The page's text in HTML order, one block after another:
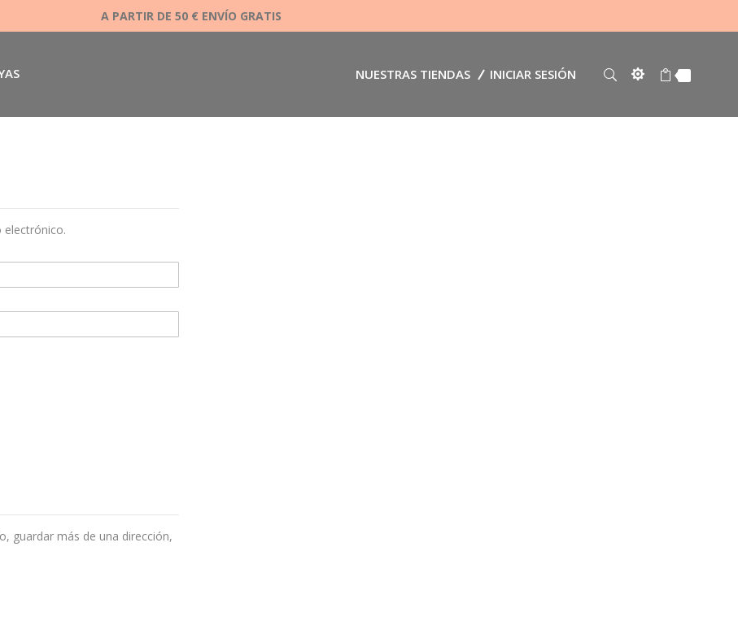
A PARTIR DE 50 € ENVÍO GRATIS
NUESTRAS TIENDAS INICIAR SESIÓN
electrónico.
guardar más de una dirección,